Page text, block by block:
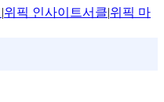
|위픽 인사이트서클|위픽 마